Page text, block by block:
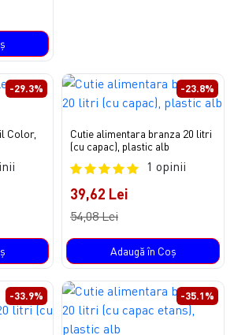
-29.3%
Color,
-23.8%
Cutie alimentara branza 20 litri
(cu capac), plastic alb
1 opinii
39,62 Lei
54,08 Lei
Adaugă în Coş
-33.9% -35.1%